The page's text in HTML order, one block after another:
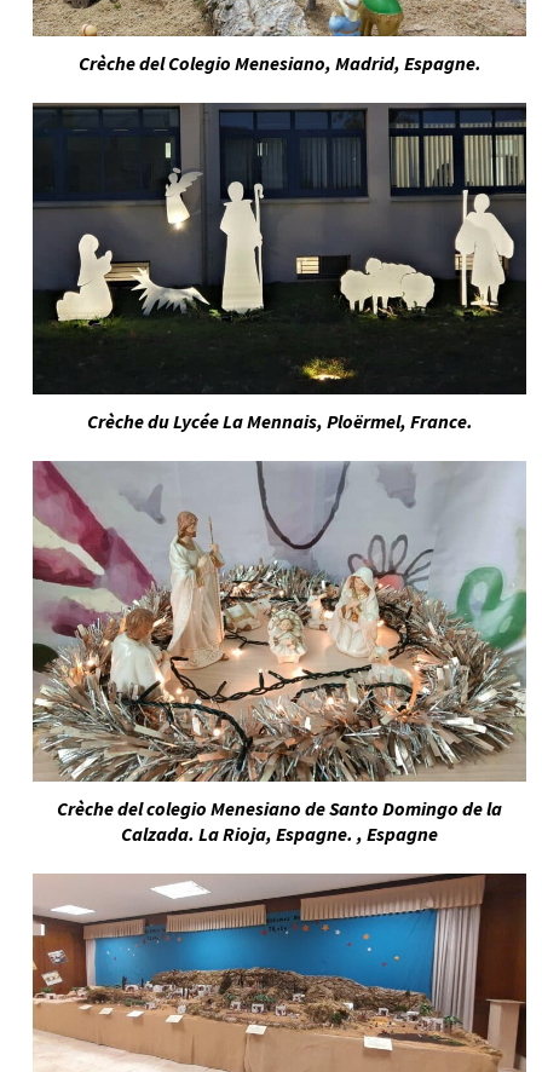
Crèche del Colegio Menesiano, Madrid, Espagne.
Crèche du Lycée La Mennais, Ploërmel, France.
Crèche del colegio Menesiano de Santo Domingo de la
Calzada. La Rioja, Espagne. , Espagne